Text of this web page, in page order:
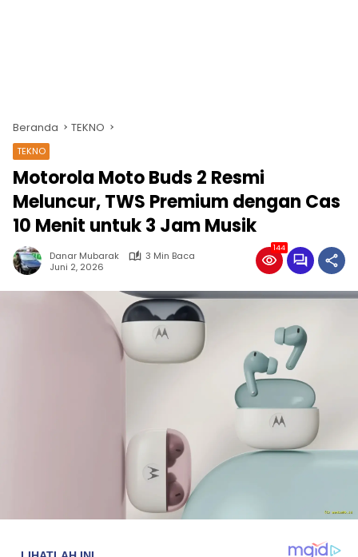
Beranda TEKNO
TEKNO
Motorola Moto Buds 2 Resmi
Meluncur, TWS Premium dengan Cas
10 Menit untuk 3 Jam Musik
Danar Mubarak
3 Min Baca
Juni 2, 2026
144